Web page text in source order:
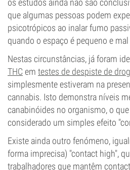
os estudos ainda não são
que algumas pessoas podem
psicotrópicos ao inalar fumo
quando o espaço é pequeno e
Nestas circunstâncias, já foram
THC em testes de despiste de
simplesmente estiveram na
cannabis. Isto demonstra níveis
canabinóides no organismo, o
considerado um simples efeito
Existe ainda outro fenómeno,
forma imprecisa) "contact high",
trabalhadores que mantêm